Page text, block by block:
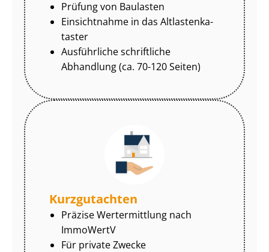
Prüfung von Baulasten
Einsichtnahme in das Alt­las­ten­ka­
tas­ter
Ausführliche schriftliche
Abhandlung (ca. 70-120 Seiten)
Kurzgutachten
Präzise Wertermittlung nach
ImmoWertV
Für private Zwecke